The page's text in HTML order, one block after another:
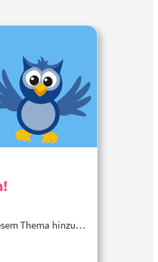
Thema hinzu…